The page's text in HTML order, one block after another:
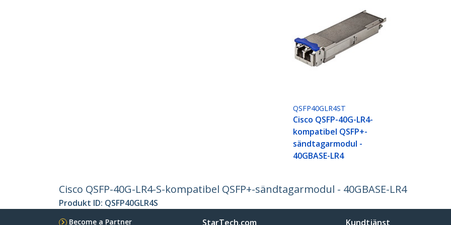
QSFP40GLR4ST
Cisco QSFP-40G-LR4-
kompatibel QSFP+-
sändtagarmodul -
40GBASE-LR4
Cisco QSFP-40G-LR4-S-kompatibel QSFP+-sändtagarmodul - 40GBASE-LR4
Produkt ID: QSFP40GLR4S
Become a Partner StarTech.com Kundtjänst